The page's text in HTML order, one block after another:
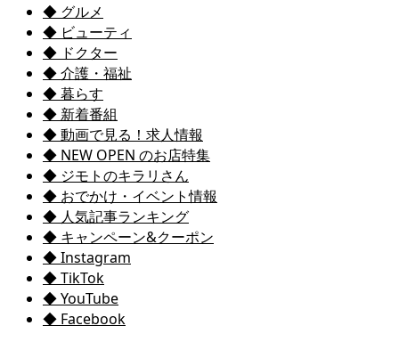
◆ グルメ
◆ ビューティ
◆ ドクター
◆ 介護・福祉
◆ 暮らす
◆ 新着番組
◆ 動画で見る！求人情報
◆ NEW OPEN のお店特集
◆ ジモトのキラリさん
◆ おでかけ・イベント情報
◆ 人気記事ランキング
◆ キャンペーン&クーポン
◆ Instagram
◆ TikTok
◆ YouTube
◆ Facebook